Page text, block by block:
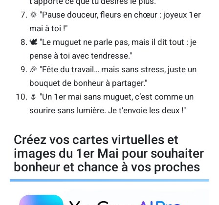
🌞 "Pause douceur, fleurs en chœur : joyeux 1er
mai à toi !"
🕊 "Le muguet ne parle pas, mais il dit tout : je
pense à toi avec tendresse."
🎉 "Fête du travail… mais sans stress, juste un
bouquet de bonheur à partager."
🌷 "Un 1er mai sans muguet, c’est comme un
sourire sans lumière. Je t’envoie les deux !"
Créez vos cartes virtuelles et
images du 1er Mai pour souhaiter
bonheur et chance à vos proches